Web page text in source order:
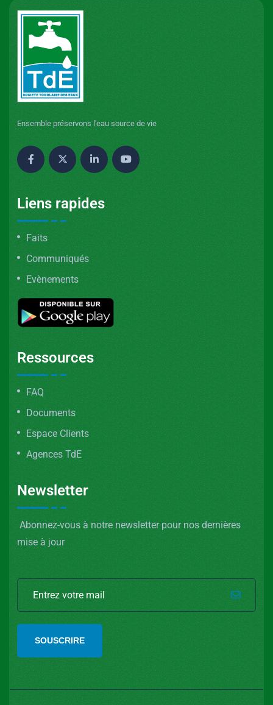
Ensemble préservons l'eau source de vie
Liens rapides
Faits
Communiqués
Evènements
Ressources
FAQ
Documents
Espace Clients
Agences TdE
Newsletter
Abonnez-vous à notre newsletter pour nos dernières
mise à jour
SOUSCRIRE